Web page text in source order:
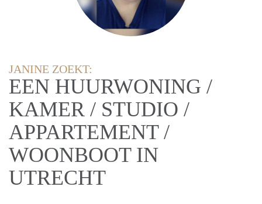
JANINE ZOEKT:
EEN HUURWONING /
KAMER / STUDIO /
APPARTEMENT /
WOONBOOT IN
UTRECHT